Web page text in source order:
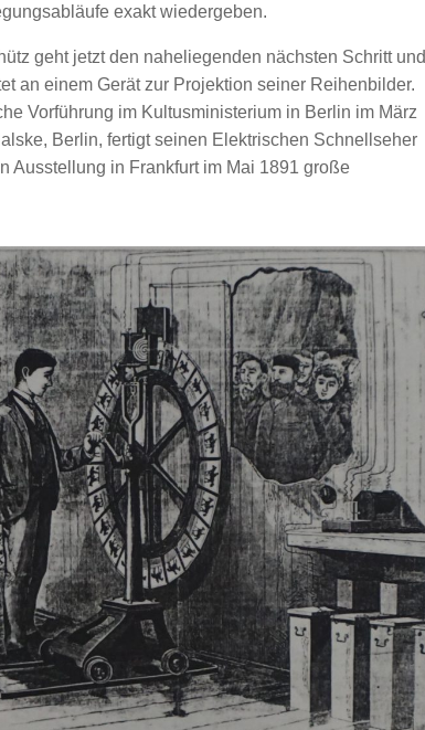
exakt wiedergeben.
geht jetzt den naheliegenden nächsten Schritt und
an einem Gerät zur Projektion seiner Reihenbilder.
Vorführung im Kultusministerium in Berlin im März
Berlin, fertigt seinen Elektrischen Schnellseher
Ausstellung in Frankfurt im Mai 1891 große